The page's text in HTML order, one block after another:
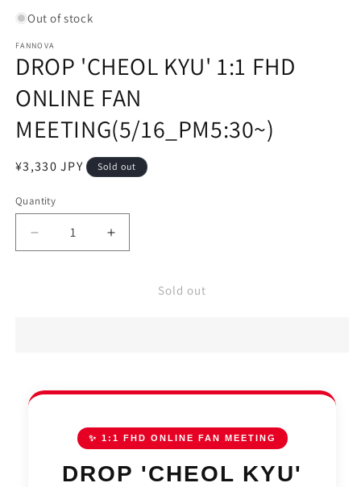
Out of stock
FANNOVA
DROP 'CHEOL KYU' 1:1 FHD
ONLINE FAN
MEETING(5/16_PM5:30~)
¥3,330 JPY Sold out
Quantity
Sold out
✨ 1:1 FHD ONLINE FAN MEETING
DROP 'CHEOL KYU'